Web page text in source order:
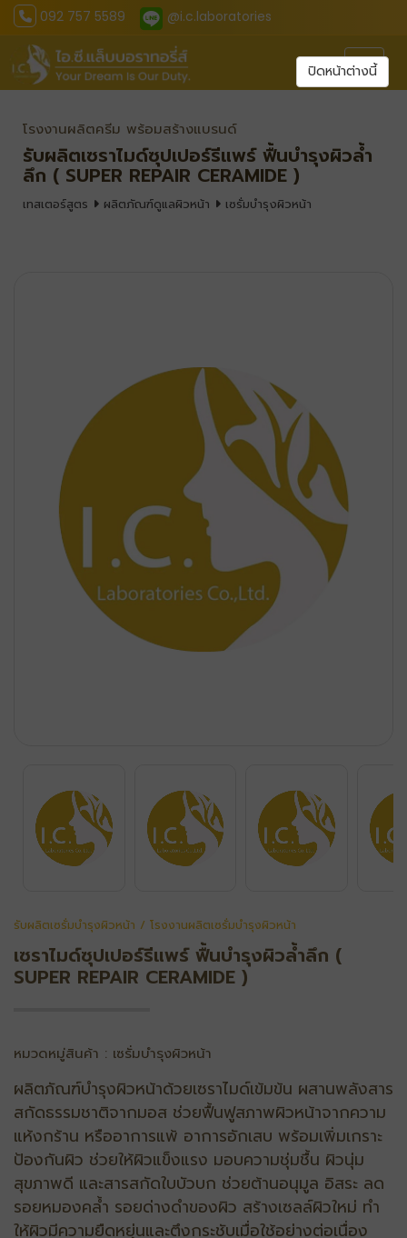
092 757 5589 @i.c.laboratories
โรงงานผลิตครีม พร้อมสร้างแบรนด์
รับผลิตเซราไมด์ซุปเปอร์รีแพร์ ฟื้นบำรุงผิวล้ำ
ลึก ( SUPER REPAIR CERAMIDE )
เทสเตอร์สูตร ผลิตภัณฑ์ดูแลผิวหน้า เซรั่มบำรุงผิวหน้า
รับผลิตเซรั่มบำรุงผิวหน้า / โรงงานผลิตเซรั่มบำรุงผิวหน้า
เซราไมด์ซุปเปอร์รีแพร์ ฟื้นบำรุงผิวล้ำลึก (
SUPER REPAIR CERAMIDE )
หมวดหมู่สินค้า : เซรั่มบำรุงผิวหน้า
ผลิตภัณฑ์บํารุงผิวหน้าด้วยเซราไมด์เข้มข้น ผสานพลังสาร
สกัดธรรมชาติจากมอส ช่วยฟื้นฟูสภาพผิวหน้าจากความ
แห้งกร้าน หรืออาการแพ้ อาการอักเสบ พร้อมเพิ่มเกราะ
ป้องกันผิว ช่วยให้ผิวแข็งแรง มอบความชุ่มชื้น ผิวนุ่ม
สุขภาพดี และสารสกัดใบบัวบก ช่วยต้านอนุมูล อิสระ ลด
รอยหมองคล้ำ รอยด่างดำของผิว สร้างเซลล์ผิวใหม่ ทํา
ให้ผิวมีความยืดหยุ่นและตึงกระชับเมื่อใช้อย่างต่อเนื่อง
ปิดหน้าต่างนี้